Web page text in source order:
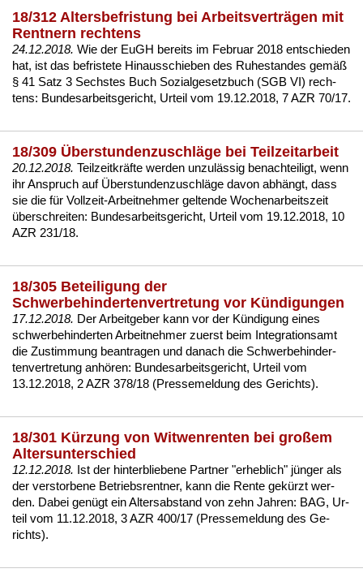
18/312 Altersbefristung bei Arbeitsverträgen mit
Rentnern rechtens
24.12.2018. Wie der EuGH be­reits im Fe­bru­ar 2018 ent­schie­den
hat, ist das be­fris­te­te Hin­aus­schie­ben des Ru­he­stan­des gemäß
§ 41 Satz 3 Sechs­tes Buch So­zi­al­ge­setz­buch (SGB VI) rech­
tens: Bun­des­ar­beits­ge­richt, Ur­teil vom 19.12.2018, 7 AZR 70/17.
18/309 Überstundenzuschläge bei Teilzeitarbeit
20.12.2018. Teil­zeit­kräfte wer­den un­zulässig be­nach­tei­ligt, wenn
ihr An­spruch auf Über­stun­den­zu­schläge da­von abhängt, dass
sie die für Voll­zeit-Ar­beit­neh­mer gel­ten­de Wo­chen­ar­beits­zeit
über­schrei­ten: Bun­des­ar­beits­ge­richt, Ur­teil vom 19.12.2018, 10
AZR 231/18.
18/305 Beteiligung der
Schwerbehindertenvertretung vor Kündigungen
17.12.2018. Der Ar­beit­ge­ber kann vor der Kündi­gung ei­nes
schwer­be­hin­der­ten Ar­beit­neh­mer zu­erst beim In­te­gra­ti­ons­amt
die Zu­stim­mung be­an­tra­gen und da­nach die Schwer­be­hin­der­
ten­ver­tre­tung anhören: Bun­des­ar­beits­ge­richt, Ur­teil vom
13.12.2018, 2 AZR 378/18 (Pres­se­mel­dung des Ge­richts).
18/301 Kürzung von Witwenrenten bei großem
Altersunterschied
12.12.2018. Ist der hin­ter­blie­be­ne Part­ner "er­heb­lich" jünger als
der ver­stor­be­ne Be­triebs­rent­ner, kann die Ren­te gekürzt wer­
den. Da­bei genügt ein Al­ters­ab­stand von zehn Jah­ren: BAG, Ur­
teil vom 11.12.2018, 3 AZR 400/17 (Pres­se­mel­dung des Ge­
richts).